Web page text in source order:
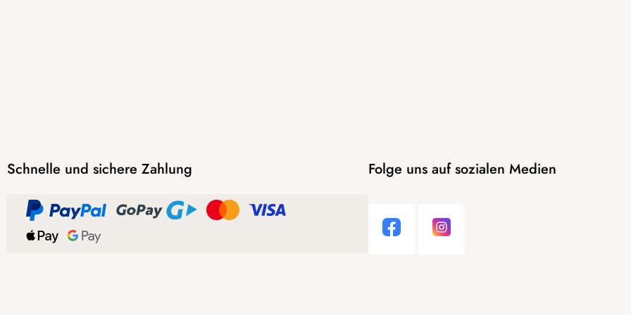
Schnelle und sichere Zahlung Folge uns auf sozialen Medien